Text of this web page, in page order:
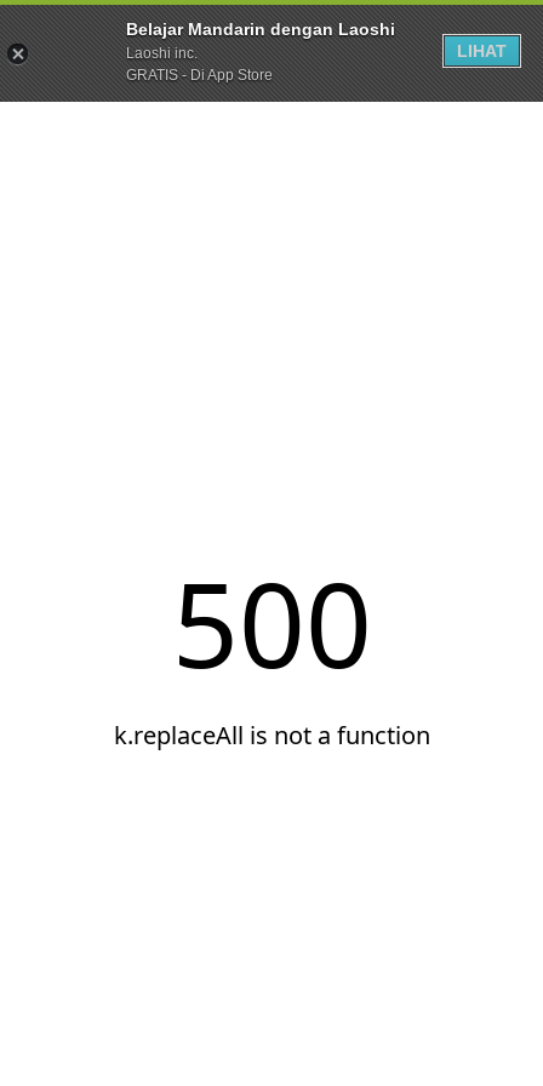
Belajar Mandarin dengan Laoshi
Laoshi inc.
GRATIS - Di App Store
LIHAT
500
k.replaceAll is not a function